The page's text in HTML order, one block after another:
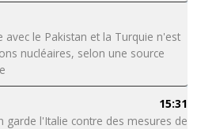
avec le Pakistan et la Turquie n'est
nucléaires, selon une source
15:31
garde l'Italie contre des mesures de